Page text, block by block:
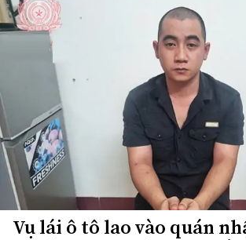
Vụ lái ô tô lao vào quán